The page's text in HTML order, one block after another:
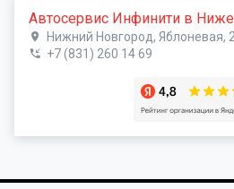
Автосервис Инфинити в
Нижний Новгород, Яблоневая,
+7 (831) 260 14 69